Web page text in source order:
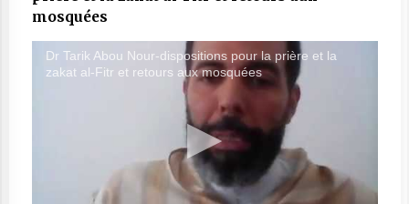
mosquées
Dr Tarik Abou Nour-dispositions pour la prière et la
zakat al-Fitr et retours aux mosquées